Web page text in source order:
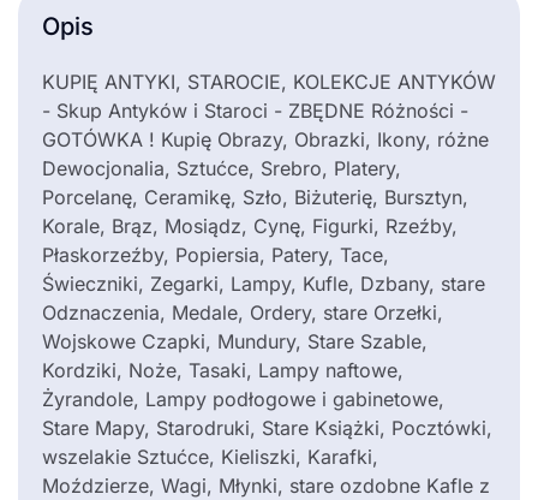
Opis
KUPIĘ ANTYKI, STAROCIE, KOLEKCJE ANTYKÓW
- Skup Antyków i Staroci - ZBĘDNE Różności -
GOTÓWKA ! Kupię Obrazy, Obrazki, Ikony, różne
Dewocjonalia, Sztućce, Srebro, Platery,
Porcelanę, Ceramikę, Szło, Biżuterię, Bursztyn,
Korale, Brąz, Mosiądz, Cynę, Figurki, Rzeźby,
Płaskorzeźby, Popiersia, Patery, Tace,
Świeczniki, Zegarki, Lampy, Kufle, Dzbany, stare
Odznaczenia, Medale, Ordery, stare Orzełki,
Wojskowe Czapki, Mundury, Stare Szable,
Kordziki, Noże, Tasaki, Lampy naftowe,
Żyrandole, Lampy podłogowe i gabinetowe,
Stare Mapy, Starodruki, Stare Książki, Pocztówki,
wszelakie Sztućce, Kieliszki, Karafki,
Moździerze, Wagi, Młynki, stare ozdobne Kafle z